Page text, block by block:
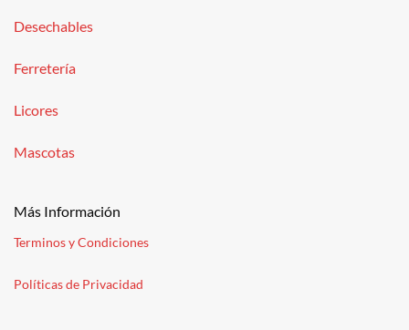
Desechables
Ferretería
Licores
Mascotas
Más Información
Terminos y Condiciones
Políticas de Privacidad